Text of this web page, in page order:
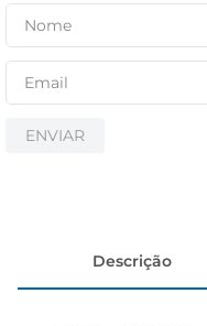
ENVIAR
Descrição
papel higiênico
cerveja